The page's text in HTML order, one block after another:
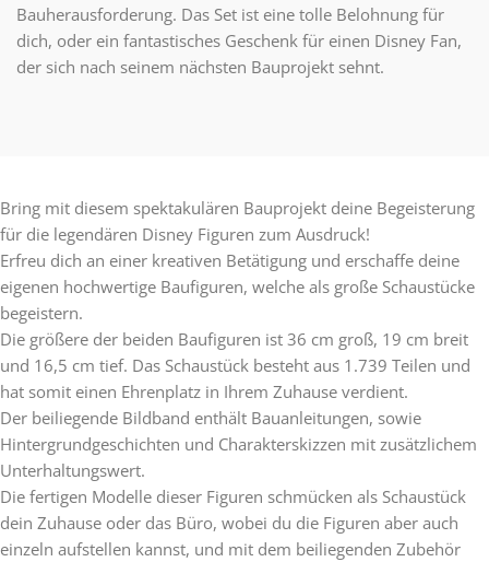
Bauherausforderung. Das Set ist eine tolle Belohnung für
dich, oder ein fantastisches Geschenk für einen Disney Fan,
der sich nach seinem nächsten Bauprojekt sehnt.
Bring mit diesem spektakulären Bauprojekt deine Begeisterung
für die legendären Disney Figuren zum Ausdruck!
Erfreu dich an einer kreativen Betätigung und erschaffe deine
eigenen hochwertige Baufiguren, welche als große Schaustücke
begeistern.
Die größere der beiden Baufiguren ist 36 cm groß, 19 cm breit
und 16,5 cm tief. Das Schaustück besteht aus 1.739 Teilen und
hat somit einen Ehrenplatz in Ihrem Zuhause verdient.
Der beiliegende Bildband enthält Bauanleitungen, sowie
Hintergrundgeschichten und Charakterskizzen mit zusätzlichem
Unterhaltungswert.
Die fertigen Modelle dieser Figuren schmücken als Schaustück
dein Zuhause oder das Büro, wobei du die Figuren aber auch
einzeln aufstellen kannst, und mit dem beiliegenden Zubehör